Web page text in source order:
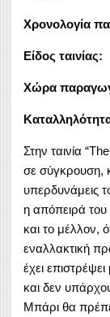
Χρονολογία
Είδος ταινίας:
Χώρα
Στην ταινία
σε σύγκρουση,
υπερδυνάμεις
η απόπειρά του
και το μέλλον,
εναλλακτική
έχει
και δεν
Μπάρι θα